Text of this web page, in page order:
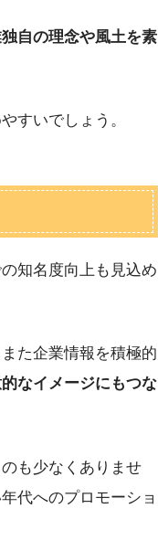
自の理念や風土を素
すいでしょう。
知名度向上も見込め
た企業情報を積極的
なイメージにもつな
も少なくありませ
代へのプロモーショ